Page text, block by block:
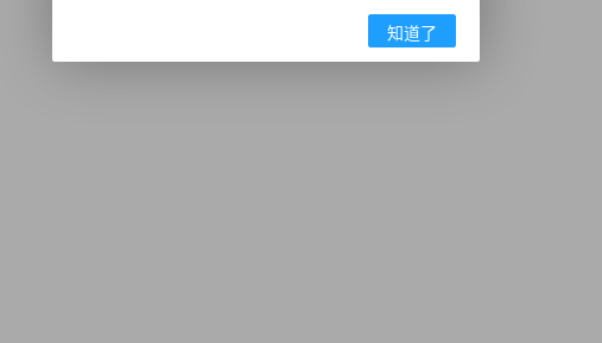
知道了